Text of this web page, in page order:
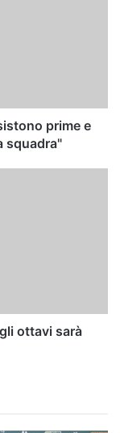
prime e
squadra"
ottavi sarà